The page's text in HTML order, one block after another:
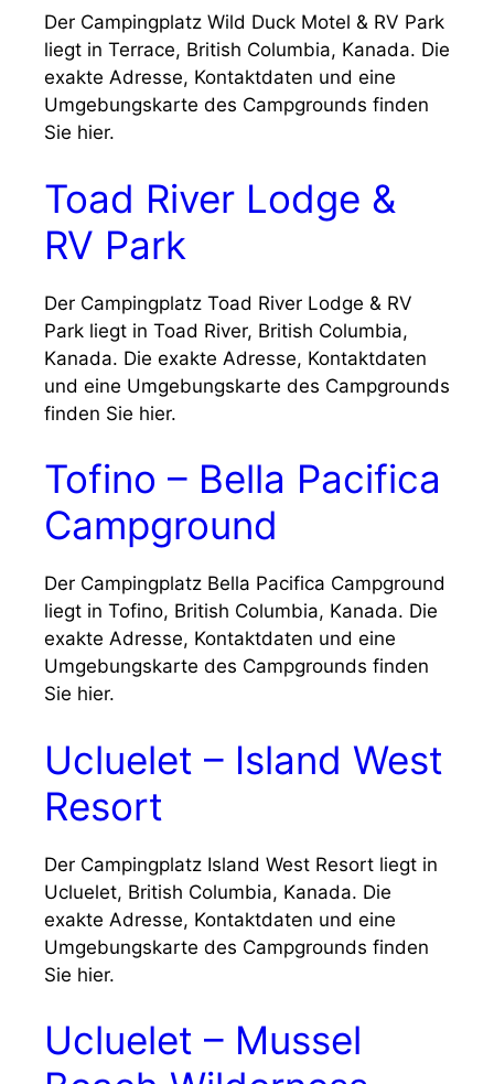
Der Campingplatz Wild Duck Motel & RV Park
liegt in Terrace, British Columbia, Kanada. Die
exakte Adresse, Kontaktdaten und eine
Umgebungskarte des Campgrounds finden
Sie hier.
Toad River Lodge &
RV Park
Der Campingplatz Toad River Lodge & RV
Park liegt in Toad River, British Columbia,
Kanada. Die exakte Adresse, Kontaktdaten
und eine Umgebungskarte des Campgrounds
finden Sie hier.
Tofino – Bella Pacifica
Campground
Der Campingplatz Bella Pacifica Campground
liegt in Tofino, British Columbia, Kanada. Die
exakte Adresse, Kontaktdaten und eine
Umgebungskarte des Campgrounds finden
Sie hier.
Ucluelet – Island West
Resort
Der Campingplatz Island West Resort liegt in
Ucluelet, British Columbia, Kanada. Die
exakte Adresse, Kontaktdaten und eine
Umgebungskarte des Campgrounds finden
Sie hier.
Ucluelet – Mussel